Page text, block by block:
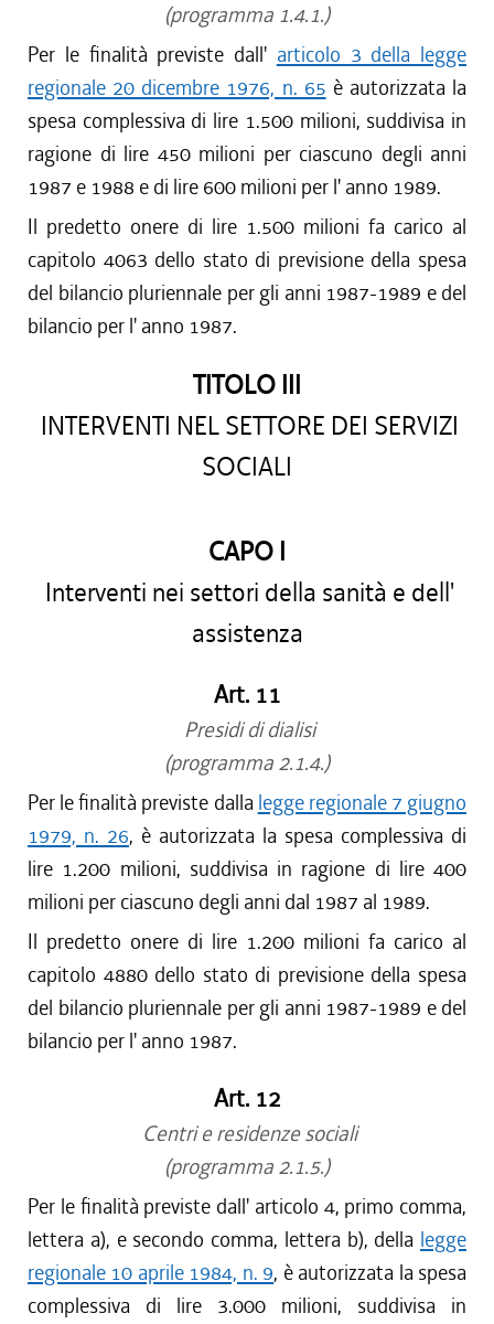
(programma 1.4.1.)
Per le finalità previste dall' articolo 3 della legge
regionale 20 dicembre 1976, n. 65 è autorizzata la
spesa complessiva di lire 1.500 milioni, suddivisa in
ragione di lire 450 milioni per ciascuno degli anni
1987 e 1988 e di lire 600 milioni per l' anno 1989.
Il predetto onere di lire 1.500 milioni fa carico al
capitolo 4063 dello stato di previsione della spesa
del bilancio pluriennale per gli anni 1987-1989 e del
bilancio per l' anno 1987.
TITOLO III
INTERVENTI NEL SETTORE DEI SERVIZI
SOCIALI
CAPO I
Interventi nei settori della sanità e dell'
assistenza
Art. 11
Presidi di dialisi
(programma 2.1.4.)
Per le finalità previste dalla legge regionale 7 giugno
1979, n. 26, è autorizzata la spesa complessiva di
lire 1.200 milioni, suddivisa in ragione di lire 400
milioni per ciascuno degli anni dal 1987 al 1989.
Il predetto onere di lire 1.200 milioni fa carico al
capitolo 4880 dello stato di previsione della spesa
del bilancio pluriennale per gli anni 1987-1989 e del
bilancio per l' anno 1987.
Art. 12
Centri e residenze sociali
(programma 2.1.5.)
Per le finalità previste dall' articolo 4, primo comma,
lettera a), e secondo comma, lettera b), della legge
regionale 10 aprile 1984, n. 9, è autorizzata la spesa
complessiva di lire 3.000 milioni, suddivisa in